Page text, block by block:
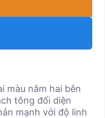
màu nằm hai bên
tông đối diện
mạnh với độ linh